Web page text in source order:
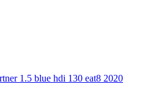
1.5 blue hdi 130 eat8 2020